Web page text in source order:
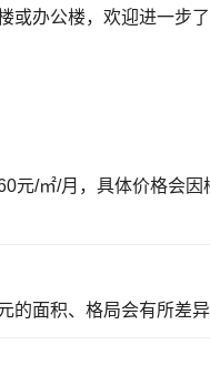
或办公楼，欢迎进一步
元/㎡/月，具体价格会
面积、格局会有所差